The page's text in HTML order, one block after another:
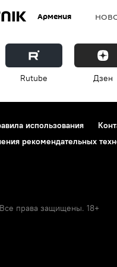
Армения
Rutube Дзен
использования
рекомендательных
права защищены. 18+